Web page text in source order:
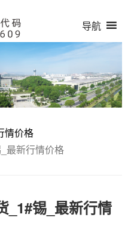
导航
情价格
最新行情价格
_1#锡_最新行情